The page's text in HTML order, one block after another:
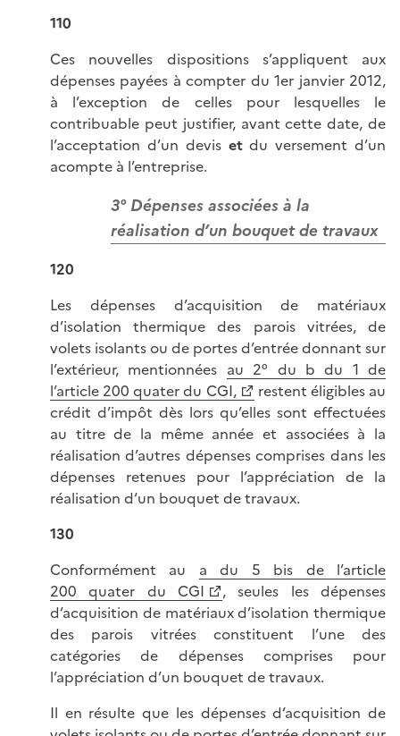
110
Ces nouvelles dispositions s’appliquent aux
dépenses payées à compter du 1er janvier 2012,
à l’exception de celles pour lesquelles le
contribuable peut justifier, avant cette date, de
l’acceptation d’un devis etdu versement d’un
acompte à l’entreprise.
3° Dépenses associées à la
réalisation d’un bouquet de travaux
120
Les dépenses d’acquisition de matériaux
d’isolation thermique des parois vitrées, de
volets isolants ou de portes d’entrée donnant sur
l’extérieur, mentionnées au 2° du b du 1 de
l’article 200 quater du CGI,
restent éligibles au
crédit d’impôt dès lors qu’elles sont effectuées
au titre de la même année et associées à la
réalisation d’autres dépenses comprises dans les
dépenses retenues pour l’appréciation de la
réalisation d‘un bouquet de travaux.
130
Conformément au a du 5 bis de l’article
200 quater du CGI
, seules les dépenses
d’acquisition de matériaux d’isolation thermique
des parois vitrées constituent l’une des
catégories de dépenses comprises pour
l’appréciation d’un bouquet de travaux.
Il en résulte que les dépenses d’acquisition de